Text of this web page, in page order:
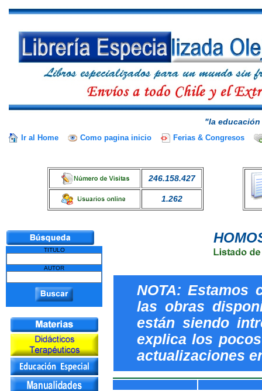
"la
Ir al Home Como pagina inicio Ferias & Congresos
246.158.427
1.262
TITULO
AUTOR
NOTA: Estamos
las obras
están siendo
explica los
actualizaciones